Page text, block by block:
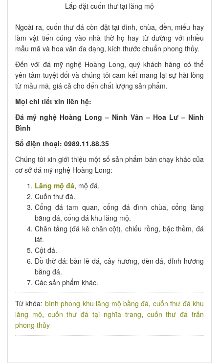
Lắp đặt cuốn thư tại lăng mộ
Ngoài ra, cuốn thư đá còn đặt tại đình, chùa, đền, miếu hay
làm vật tiến cúng vào nhà thờ họ hay từ đường với nhiều
mẫu mã và hoa văn đa dạng, kích thước chuẩn phong thủy.
Đến với đá mỹ nghệ Hoàng Long, quý khách hàng có thể
yên tâm tuyệt đối và chúng tôi cam kết mang lại sự hài lòng
từ mẫu mã, giá cả cho đến chất lượng sản phẩm.
Mọi chi tiết xin liên hệ:
Đá mỹ nghệ Hoàng Long – Ninh Vân – Hoa Lư – Ninh
Bình
Số điện thoại: 0989.11.88.35
Chúng tôi xin giới thiệu một số sản phẩm bán chạy khác của
cơ sở đá mỹ nghệ Hoàng Long:
Lăng mộ đá, mộ đá.
Cuốn thư đá.
Cổng đá tam quan, cổng đá đình chùa, cổng làng
bằng đá, cổng đá khu lăng mộ.
Chân tảng (đá kê chân cột), chiếu rồng, bậc thềm, đá
lát.
Cột đá.
Đồ thờ đá: bàn lễ đá, cây hương, đèn đá, đỉnh hương
bằng đá.
Các sản phẩm khác.
Từ khóa: bình phong khu lăng mộ bằng đá, cuốn thư đá khu
lăng mộ, cuốn thư đá tại nghĩa trang, cuốn thư đá trấn
phong thủy